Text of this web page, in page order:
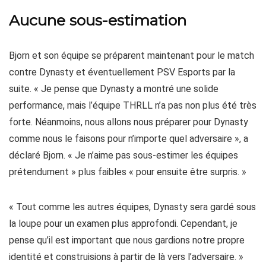
Aucune sous-estimation
Bjorn et son équipe se préparent maintenant pour le match
contre Dynasty et éventuellement PSV Esports par la
suite. « Je pense que Dynasty a montré une solide
performance, mais l’équipe THRLL n’a pas non plus été très
forte. Néanmoins, nous allons nous préparer pour Dynasty
comme nous le faisons pour n’importe quel adversaire », a
déclaré Bjorn. « Je n’aime pas sous-estimer les équipes
prétendument » plus faibles « pour ensuite être surpris. »
« Tout comme les autres équipes, Dynasty sera gardé sous
la loupe pour un examen plus approfondi. Cependant, je
pense qu’il est important que nous gardions notre propre
identité et construisions à partir de là vers l’adversaire. »